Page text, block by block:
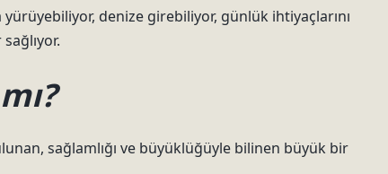
yürüyebiliyor, denize girebiliyor, günlük ihtiyaçlarını
sağlamlığı ve büyüklüğüyle bilinen büyük bir